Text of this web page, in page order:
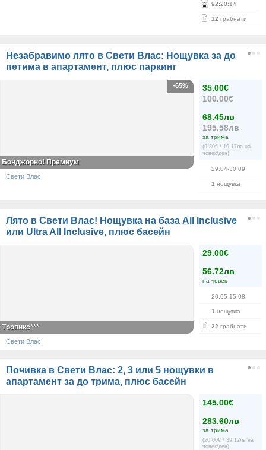
92:20:14
12 грабнати
Незабравимо лято в Свети Влас: Нощувка за до
петима в апартамент, плюс паркинг
35.00€
100.00€
68.45лв
195.58лв
за трима
(9.80€ / 19.17лв на
човек/ден)
29.04-30.09
1 нощувка
-65%
Бонджорно! Премиум
Свети Влас
Лято в Свети Влас! Нощувка на база All Inclusive
или Ultra All Inclusive, плюс басейн
29.00€
56.72лв
на човек
20.05-15.08
1 нощувка
22 грабнати
Тропикс***
Свети Влас
Почивка в Свети Влас: 2, 3 или 5 нощувки в
апартамент за до трима, плюс басейн
145.00€
283.60лв
за трима
(20.00€ / 39.12лв на
човек/ден)